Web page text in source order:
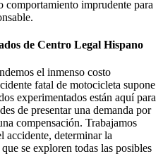
comportamiento imprudente para
de Centro Legal Hispano
el inmenso costo
fatal de motocicleta supone
experimentados están aquí para
de presentar una demanda por
compensación. Trabajamos
accidente, determinar la
se exploren todas las posibles